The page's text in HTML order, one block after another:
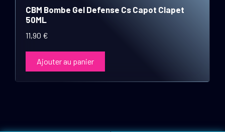
CBM Bombe Gel Defense Cs Capot Clapet
50ML
11,90 €
Ajouter au panier